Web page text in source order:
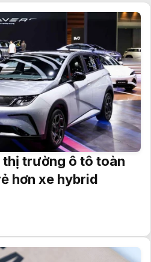
thị trường ô tô toàn
hơn xe hybrid